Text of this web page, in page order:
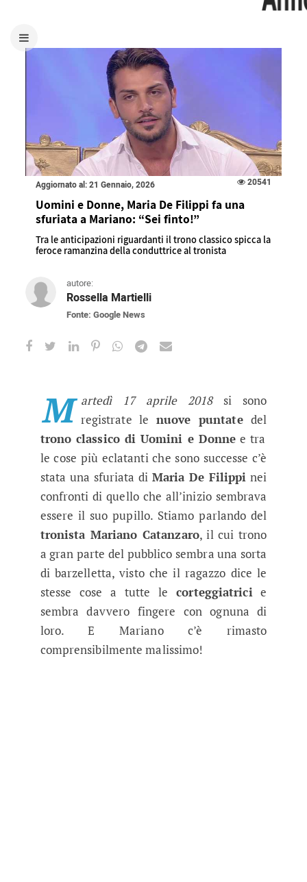
Aggiornato al: 21 Gennaio, 2026 20541
Uomini e Donne, Maria De Filippi fa una
sfuriata a Mariano: “Sei finto!”
Tra le anticipazioni riguardanti il trono classico spicca la
feroce ramanzina della conduttrice al tronista
autore:
Rossella Martielli
Fonte: Google News
Uomini e Donne, Maria De
M artedì 17 aprile 2018si sono
registrate le nuove puntatedel
trono classico di Uomini e Donne e tra
le cose più eclatanti che sono successe c’è
stata una sfuriata di Maria De Filippi nei
confronti di quello che all’inizio sembrava
essere il suo pupillo. Stiamo parlando del
tronista Mariano Catanzaro, il cui trono
a gran parte del pubblico sembra una sorta
di barzelletta, visto che il ragazzo dice le
stesse cose a tutte lecorteggiatricie
sembra davvero fingere con ognuna di
loro. E Mariano c’è rimasto
comprensibilmente malissimo!